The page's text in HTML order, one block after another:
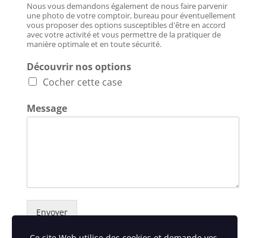
Nous vous demandons également de nous faire parvenir
une photo de votre comptoir, bureau pour éventuellement
vous proposer des options susceptibles d'être en accord
avec votre activité et vous permettre de la pratiquer de
manière optimale et en toute sécurité.
Découvrir nos options
Cocher cette case
Message
Envoyer